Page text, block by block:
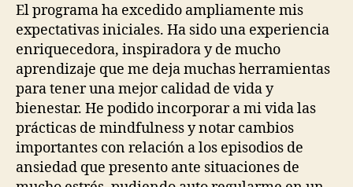
El programa ha excedido ampliamente mis
expectativas iniciales. Ha sido una experiencia
enriquecedora, inspiradora y de mucho
aprendizaje que me deja muchas herramientas
para tener una mejor calidad de vida y
bienestar. He podido incorporar a mi vida las
prácticas de mindfulness y notar cambios
importantes con relación a los episodios de
ansiedad que presento ante situaciones de